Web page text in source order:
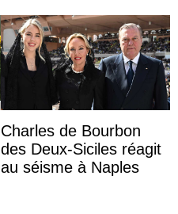
Charles de Bourbon
des Deux-Siciles réagit
au séisme à Naples